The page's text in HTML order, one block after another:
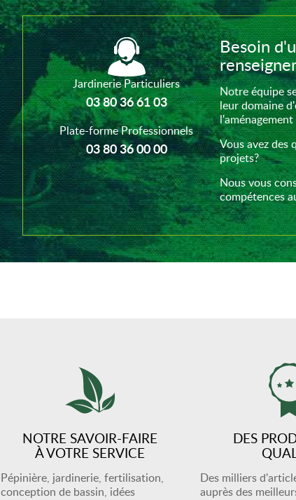
Jardinerie Particuliers
03 80 36 61 03
Plate-forme Professionnels
03 80 36 00 00
Besoin
Notre équipe
leur domaine
Vous avez des
projets?
Nous vous
compétences
NOTRE SAVOIR-FAIRE
À VOTRE SERVICE
Pépinière, jardinerie, fertilisation,
conception de bassin, idées
DES
Des milliers
auprès des